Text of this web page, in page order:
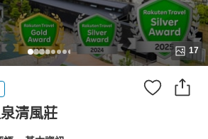
17
清風莊